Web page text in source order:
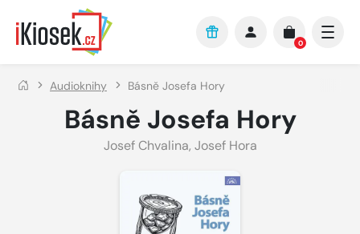
Přejít na hlavní obsah
0
Audioknihy Básně Josefa Hory
Básně Josefa Hory
Josef Chvalina, Josef Hora